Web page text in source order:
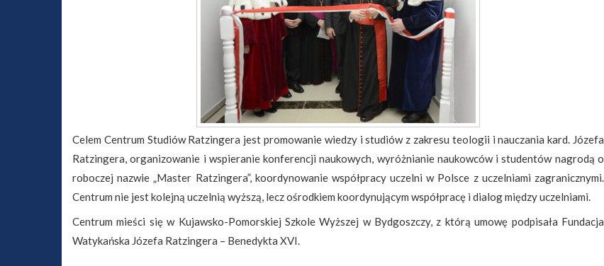
Celem Centrum Studiów Ratzingera jest promowanie wiedzy i studiów z zakresu teologii i nauczania kard. Józefa
Ratzingera, organizowanie i wspieranie konferencji naukowych, wyróżnianie naukowców i studentów nagrodą o
roboczej nazwie „Master Ratzingera”, koordynowanie współpracy uczelni w Polsce z uczelniami zagranicznymi.
Centrum nie jest kolejną uczelnią wyższą, lecz ośrodkiem koordynującym współpracę i dialog między uczelniami.
Centrum mieści się w Kujawsko-Pomorskiej Szkole Wyższej w Bydgoszczy, z którą umowę podpisała Fundacja
Watykańska Józefa Ratzingera – Benedykta XVI.